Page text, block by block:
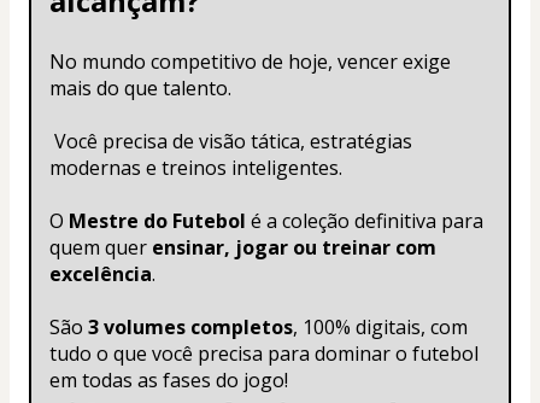
No mundo competitivo de hoje, vencer exige
mais do que talento.
modernas e treinos inteligentes.
O Mestre do Futebol é a coleção definitiva para
quem quer ensinar, jogar ou treinar com
excelência.
São 3 volumes completos, 100% digitais, com
tudo o que você precisa para dominar o futebol
em todas as fases do jogo!